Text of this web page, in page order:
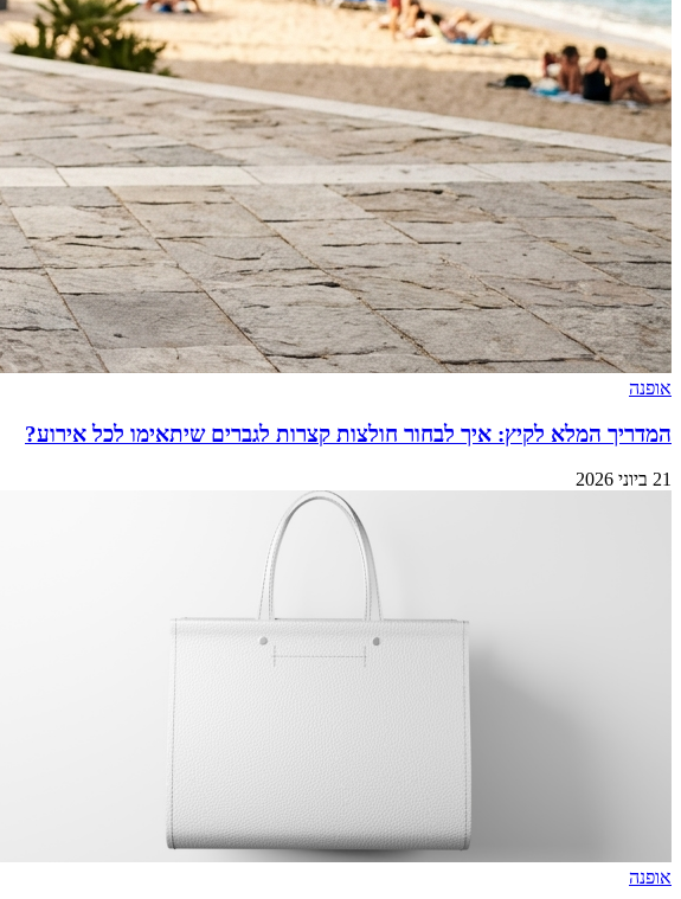
אופנה
המדריך המלא לקיץ: איך לבחור חולצות קצרות לגברים שיתאימו לכל אירוע?
21 ביוני 2026
אופנה